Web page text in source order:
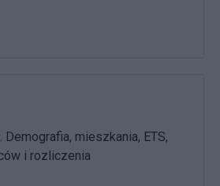
Demografia, mieszkania, ETS,
i rozliczenia